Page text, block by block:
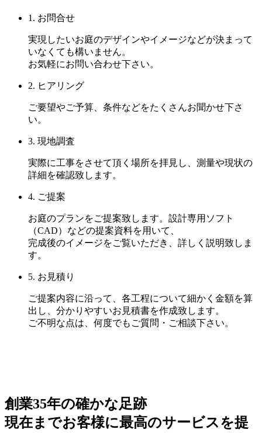
1. お問合せ
実現したいお庭のデザインやイメージなどが決まって
いなくても構いません。
お気軽にお問い合わせ下さい。
2. ヒアリング
ご要望やご予算、条件などをたくさんお聞かせ下さ
い。
3. 現地調査
実際に工事をさせて頂く場所を拝見し、測量や現状の
詳細を確認致します。
4. ご提案
お庭のプランをご提案致します。設計専用ソフト
（CAD）などの提案資料を用いて、
完成後のイメージをご覧いただき、詳しく説明致しま
す。
5. お見積り
ご提案内容に沿って、各工程について細かく金額を算
出し、分かりやすいお見積書を作成致します。
ご不明な点は、何度でもご質問・ご相談下さい。
創業35年の確かな足跡
現在までお客様に最高のサービスを提